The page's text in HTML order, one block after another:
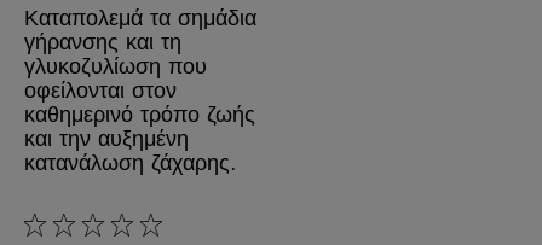
Καταπολεμά τα σημάδια
γήρανσης και τη
γλυκοζυλίωση που
οφείλονται στον
καθημερινό τρόπο ζωής
και την αυξημένη
κατανάλωση ζάχαρης.
0/5